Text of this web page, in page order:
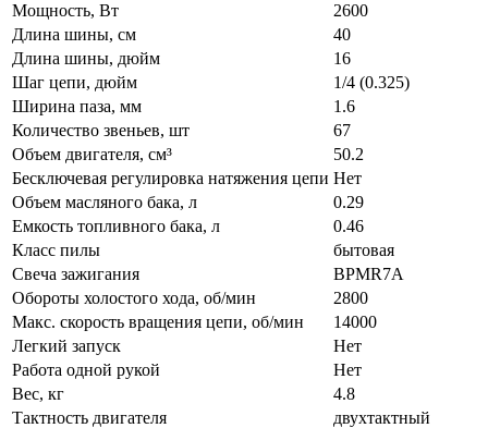
Мощность, Вт
2600
Длина шины, см
40
Длина шины, дюйм
16
Шаг цепи, дюйм
1/4 (0.325)
Ширина паза, мм
1.6
Количество звеньев, шт
67
Объем двигателя, см³
50.2
Бесключевая регулировка натяжения цепи Нет
Объем масляного бака, л
0.29
Емкость топливного бака, л
0.46
Класс пилы
бытовая
Свеча зажигания
BPMR7A
Обороты холостого хода, об/мин
2800
Макс. скорость вращения цепи, об/мин
14000
Легкий запуск
Нет
Работа одной рукой
Нет
Вес, кг
4.8
Тактность двигателя
двухтактный